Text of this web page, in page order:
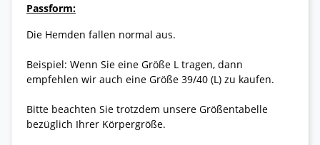
Passform:
Die Hemden fallen normal aus.
Beispiel: Wenn Sie eine Größe L tragen, dann
empfehlen wir auch eine Größe 39/40 (L) zu kaufen.
Bitte beachten Sie trotzdem unsere Größentabelle
bezüglich Ihrer Körpergröße.